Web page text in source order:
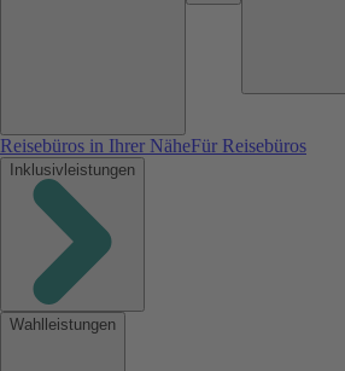
Reisebüros in Ihrer NäheFür Reisebüros
Inklusivleistungen
Wahlleistungen